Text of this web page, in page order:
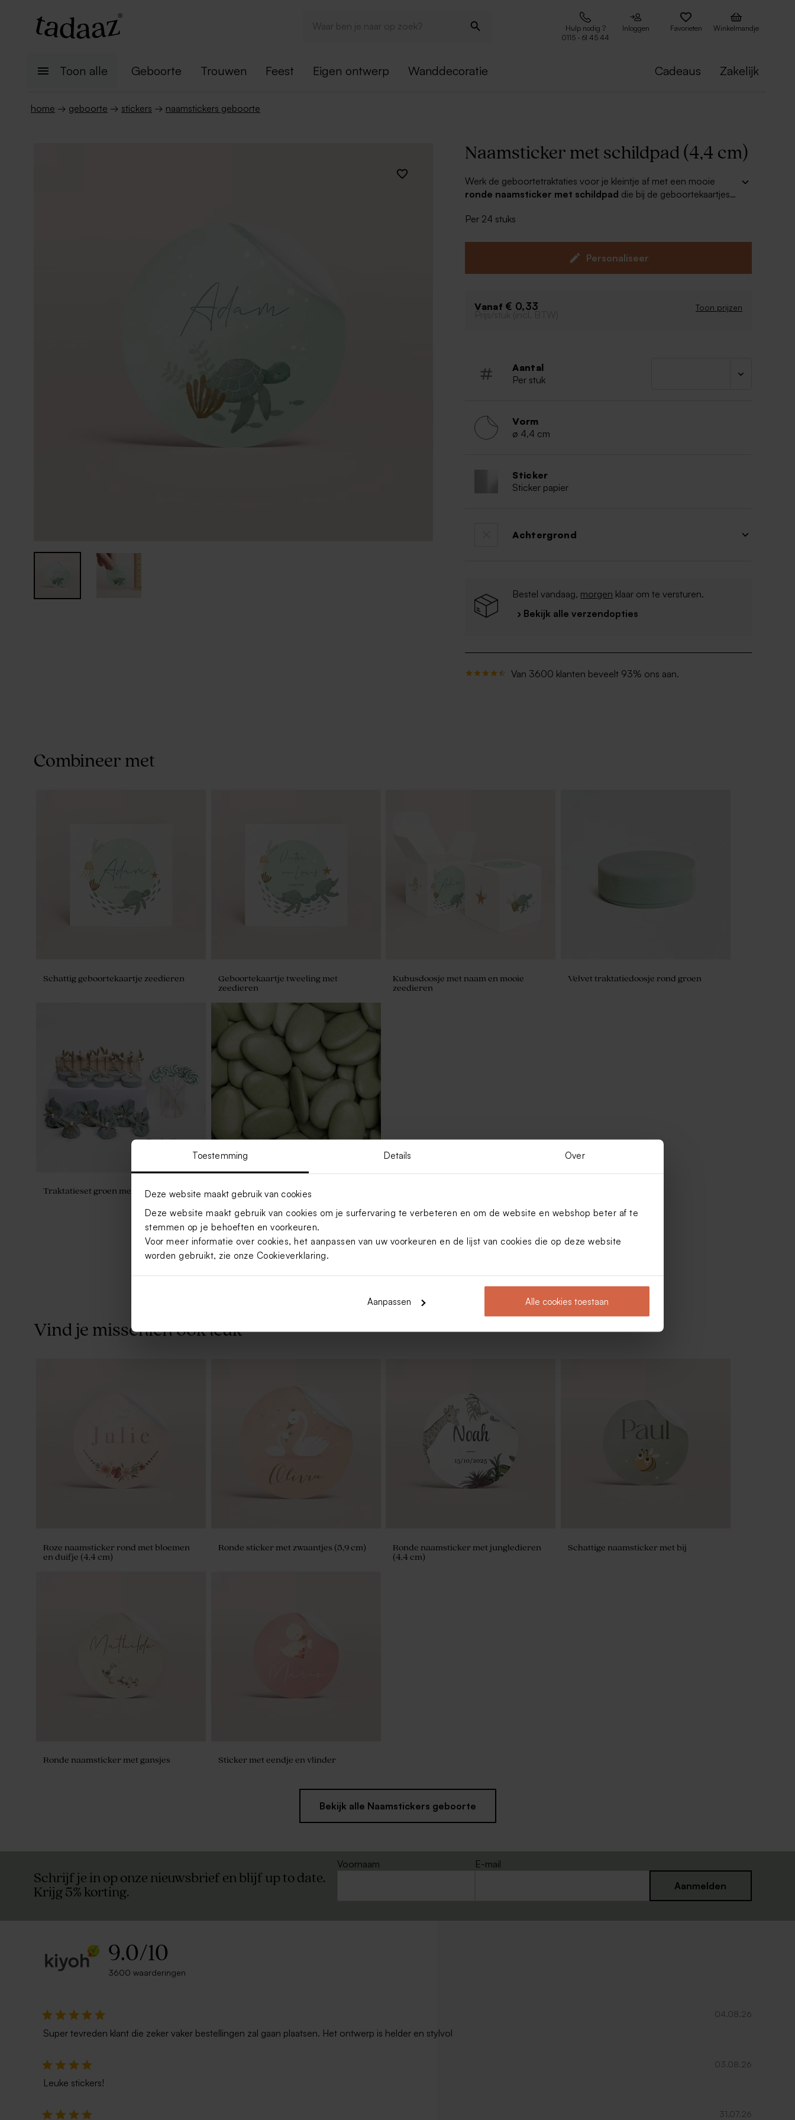
Toestemming Details Over
Deze website maakt gebruik van cookies
Deze website maakt gebruik van cookies om je surfervaring te verbeteren en om de website en webshop beter af te
stemmen op je behoeften en voorkeuren.
Voor meer informatie over cookies, het aanpassen van uw voorkeuren en de lijst van cookies die op deze website
worden gebruikt, zie onze Cookieverklaring.
Aanpassen Alle cookies toestaan
Hulp nodig ?
0115 - 61 45 44
Inloggen Favorieten Winkelmandje
Toon alle Geboorte Trouwen Feest Eigen ontwerp Wanddecoratie Cadeaus Zakelijk
home → geboorte → stickers → naamstickers geboorte
Naamsticker met schildpad (4,4 cm)
Werk de geboortetraktaties voor je kleintje af met een mooie
ronde naamsticker met schildpad die bij de geboortekaartjes
Per 24 stuks
Personaliseer
Vanaf € 0,33 Toon prijzen
Prijs/stuk (incl. BTW)
Aantal
Per stuk
Vorm
ø 4,4 cm
Sticker
Sticker papier
Achtergrond
Bestel vandaag, morgen klaar om te versturen.
› Bekijk alle verzendopties
Van 3600 klanten beveelt 93% ons aan.
Combineer met
Schattig geboortekaartje zeedieren
Geboortekaartje tweeling met
zeedieren
Kubusdoosje met naam en mooie
zeedieren
Velvet traktatiedoosje rond groen
Traktatieset groen met 27 traktaties
De Bock doopsuiker dragees extra
eucalyptus 1kg (± 240 stuks)
Artisanale lolly groene en witte
Set van 12 geboortetraktatie met
badzout en badbom - lichtgroen
Green Cloud zeepjes - The Chai
Toon meer
Vind je misschien ook leuk
Roze naamsticker rond met bloemen
en duifje (4,4 cm)
Ronde sticker met zwaantjes (5,9 cm)
Ronde naamsticker met jungledieren
(4,4 cm)
Schattige naamsticker met bij
Ronde naamsticker met gansjes Sticker met eendje en vlinder
Bekijk alle Naamstickers geboorte
Schrijf je in op onze nieuwsbrief en blijf up to date.
Krijg 5% korting.
Voornaam
E-mail
Aanmelden
9.0/10
3600 waarderingen
04.08.26
Super tevreden klant die zeker vaker bestellingen zal gaan plaatsen. Het ontwerp is helder en stylvol
03.08.26
Leuke stickers!
31.07.26